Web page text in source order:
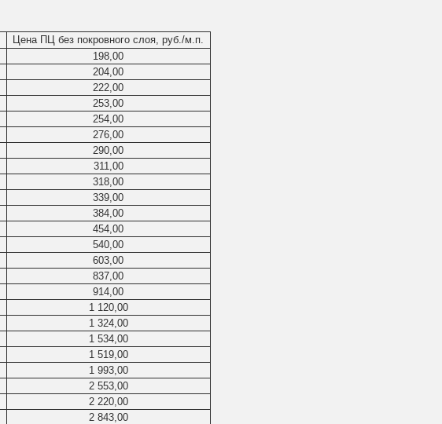
Цена ПЦ без покровного слоя, руб./м.п.
198,00
204,00
222,00
253,00
254,00
276,00
290,00
311,00
318,00
339,00
384,00
454,00
540,00
603,00
837,00
914,00
1 120,00
1 324,00
1 534,00
1 519,00
1 993,00
2 553,00
2 220,00
2 843,00